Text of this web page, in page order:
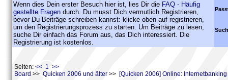
Wenn dies Dein erster Besuch hier ist, lies Dir die FAQ - Häufig
gestellte Fragen durch. Du musst Dich vermutlich Registrieren,
bevor Du Beiträge schreiben kannst: klicke oben auf registrieren,
um den Registrierungsprozess zu starten. Um Beiträge zu lesen,
suche Dir einfach das Forum aus, das Dich interessiert. Die
Registrierung ist kostenlos.
Seiten: << 1 >>
Board >> Quicken 2006 und älter >> [Quicken 2006] Online: